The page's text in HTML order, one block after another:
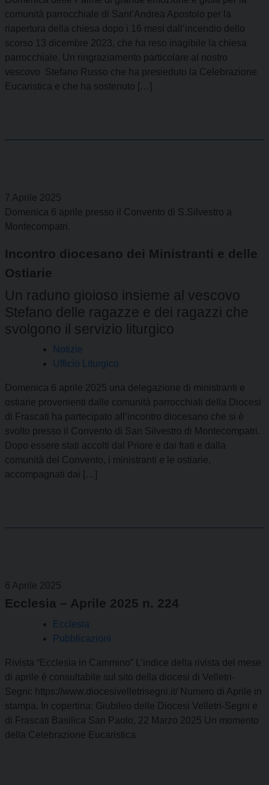
comunità parrocchiale di Sant’Andrea Apostolo per la
riapertura della chiesa dopo i 16 mesi dall’incendio dello
scorso 13 dicembre 2023, che ha reso inagibile la chiesa
parrocchiale. Un ringraziamento particolare al nostro
vescovo Stefano Russo che ha presieduto la Celebrazione
Eucaristica e che ha sostenuto […]
7 Aprile 2025
Domenica 6 aprile presso il Convento di S.Silvestro a
Montecompatri.
Incontro diocesano dei Ministranti e delle
Ostiarie
Un raduno gioioso insieme al vescovo
Stefano delle ragazze e dei ragazzi che
svolgono il servizio liturgico
Notizie
Ufficio Liturgico
Domenica 6 aprile 2025 una delegazione di ministranti e
ostiarie provenienti dalle comunità parrocchiali della Diocesi
di Frascati ha partecipato all’incontro diocesano che si è
svolto presso il Convento di San Silvestro di Montecompatri.
Dopo essere stati accolti dal Priore e dai frati e dalla
comunità del Convento, i ministranti e le ostiarie,
accompagnati dai […]
6 Aprile 2025
Ecclesia – Aprile 2025 n. 224
Ecclesia
Pubblicazioni
Rivista “Ecclesia in Cammino” L’indice della rivista del mese
di aprile è consultabile sul sito della diocesi di Velletri-
Segni: https://www.diocesivelletrisegni.it/ Numero di Aprile in
stampa. In copertina: Giubileo delle Diocesi Velletri-Segni e
di Frascati Basilica San Paolo, 22 Marzo 2025 Un momento
della Celebrazione Eucaristica